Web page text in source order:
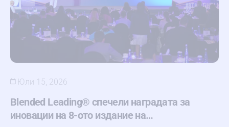
Юли 15, 2026
Blended Leading® спечели наградата за
иновации на 8-ото издание на…